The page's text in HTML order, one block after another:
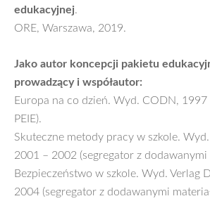
edukacyjnej.
ORE, Warszawa, 2019.
Jako autor koncepcji pakietu
prowadzący i współautor:
Europa na co dzień. Wyd. CODN, 1997
PEIE).
Skuteczne metody pracy w szkole.
2001 – 2002 (segregator z dodawanymi
Bezpieczeństwo w szkole. Wyd. Verlag
2004 (segregator z dodawanymi